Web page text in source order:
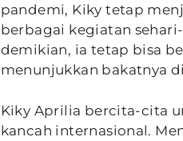
pandemi, Kiky tetap
berbagai kegiatan
demikian, ia tetap bisa
menunjukkan bakatnya
Kiky Aprilia bercita-cita
kancah internasional.